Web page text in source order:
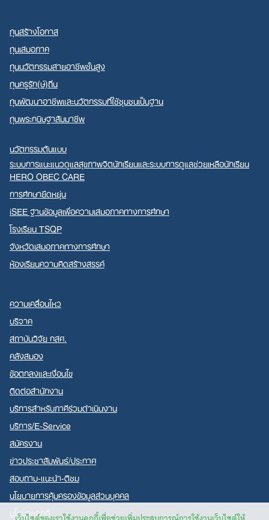
ทุนสร้างโอกาส
ทุนเสมอภาค
ทุนนวัตกรรมสายอาชีพชั้นสูง
ทุนครูรัก(ษ์)ถิ่น
ทุนพัฒนาอาชีพและนวัตกรรมที่ใช้ชุมชนเป็นฐาน
ทุนพระกนิษฐาสัมมาชีพ
นวัตกรรมต้นแบบ
ระบบการแนะแนวดูแลสุขภาพจิตนักเรียนและระบบการดูแลช่วยเหลือนักเรียน
HERO OBEC CARE
การศึกษายืดหยุ่น
iSEE ฐานข้อมูลเพื่อความเสมอภาคทางการศึกษา
โรงเรียน TSQP
จังหวัดเสมอภาคทางการศึกษา
ห้องเรียนความคิดสร้างสรรค์
ความเคลื่อนไหว
บริจาค
สถาบันวิจัย กสศ.
คลังสมอง
ข้อตกลงและเงื่อนไข
ติดต่อสำนักงาน
บริการสำหรับภาคีร่วมดำเนินงาน
บริการ/E-Service
สมัครงาน
ข่าวประชาสัมพันธ์/ประกาศ
สอบถาม-แนะนำ-ติชม
นโยบายการคุ้มครองข้อมูลส่วนบุคคล
นโยบายคุกกี้